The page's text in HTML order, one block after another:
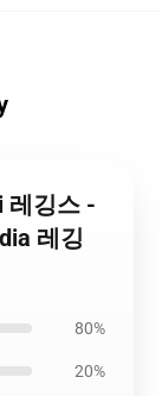
레깅스 -
레깅
80%
20%